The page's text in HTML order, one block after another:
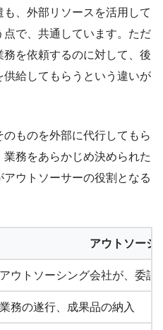
、外部リソースを活用して
で、共通しています。ただ
を依頼するのに対して、後
給してもらうという違いが
ものを外部に代行してもら
務をあらかじめ決められた
ウトソーサーの役割となる
アウトソーシ
アウトソーシング会社が、委託
業務の遂行、成果品の納入